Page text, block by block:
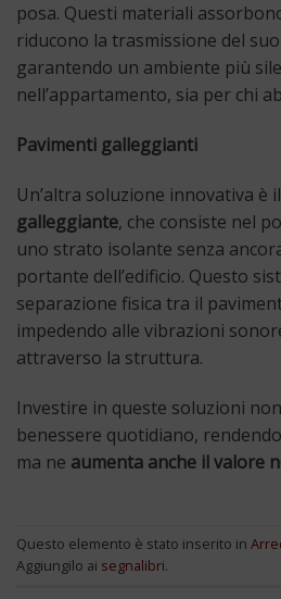
posa. Questi materiali
riducono la trasmissione del
garantendo un ambiente più
nell’appartamento, sia per chi
Pavimenti galleggianti
Un’altra soluzione innovativa è il
galleggiante, che consiste nel
uno strato isolante senza
portante dell’edificio. Questo
separazione fisica tra il
impedendo alle vibrazioni
attraverso la struttura.
Investire in queste soluzioni
benessere quotidiano,
ma ne aumenta anche il valore
Questo elemento è stato inserito in
Aggiungilo ai segnalibri.